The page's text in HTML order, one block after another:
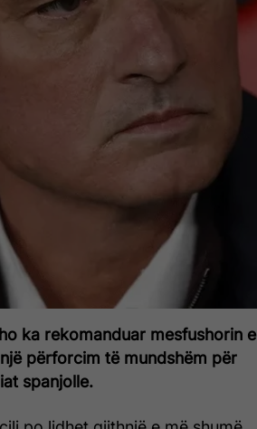
ka rekomanduar mesfushorin e
përforcim të mundshëm për
spanjolle.